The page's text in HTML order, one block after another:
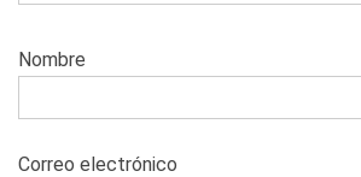
Nombre
Correo electrónico